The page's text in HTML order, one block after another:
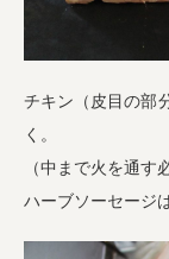
チキン（皮目の部
く。
（中まで火を通す
ハーブソーセージ